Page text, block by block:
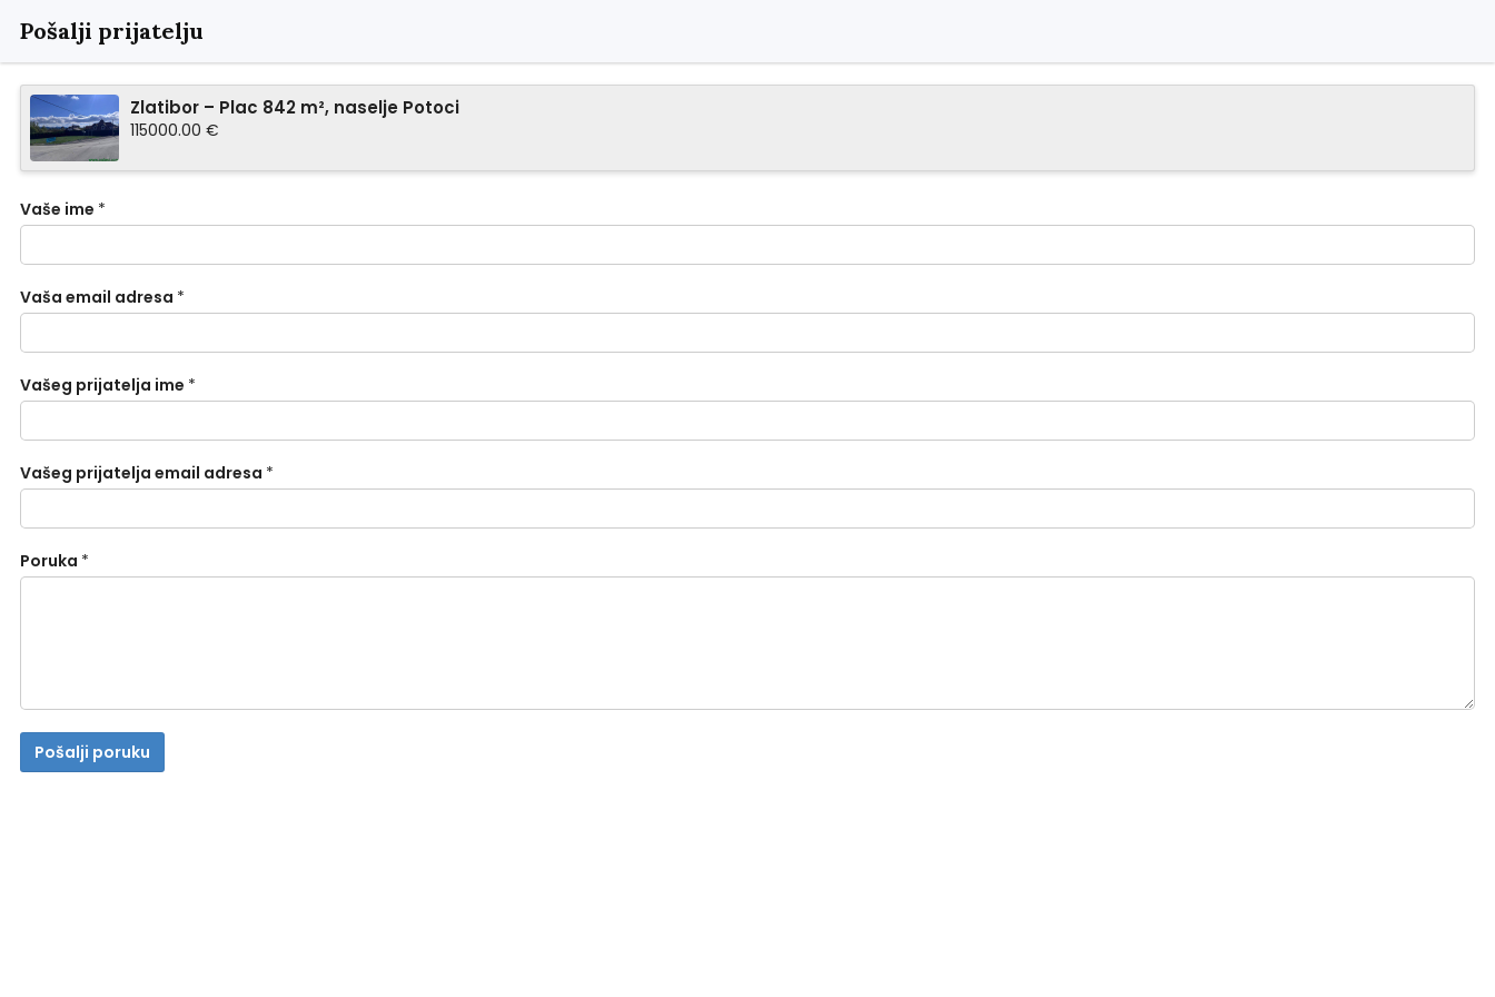
Pošalji prijatelju
Zlatibor – Plac 842 m², naselje Potoci
115000.00 €
Vaše ime *
Vaša email adresa *
Vašeg prijatelja ime *
Vašeg prijatelja email adresa *
Poruka *
Pošalji poruku